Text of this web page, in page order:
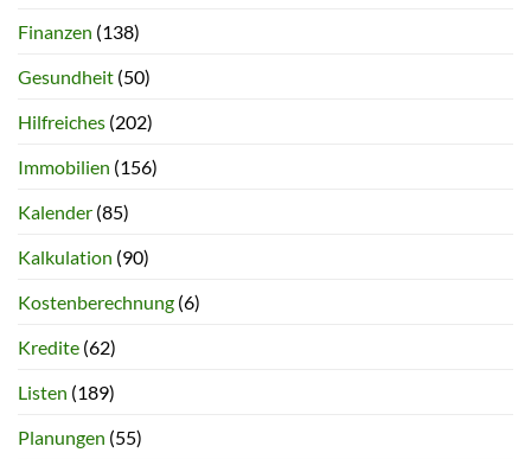
Finanzen (138)
Gesundheit (50)
Hilfreiches (202)
Immobilien (156)
Kalender (85)
Kalkulation (90)
Kostenberechnung (6)
Kredite (62)
Listen (189)
Planungen (55)